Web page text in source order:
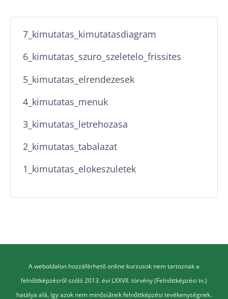
7_kimutatas_kimutatasdiagram
6_kimutatas_szuro_szeletelo_frissites
5_kimutatas_elrendezesek
4_kimutatas_menuk
3_kimutatas_letrehozasa
2_kimutatas_tabalazat
1_kimutatas_elokeszuletek
A weboldalon hozzáférhető online kurzusok nem tartoznak a
felnőttképzésről szóló 2013. évi LXXVII. törvény (Felnőttképzési tv.)
hatálya alá, így azok nem minősülnek felnőttképzési tevékenységnek.